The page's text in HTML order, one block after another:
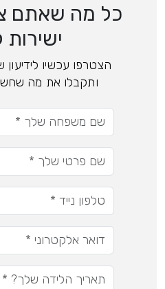
כל מה שאתם
ישירות
הצטרפו עכשיו
ותקבלו את מה